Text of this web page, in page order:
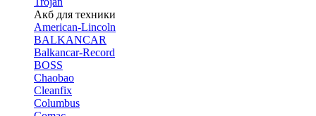
Акб для техники
American-Lincoln
BALKANCAR
Balkancar-Record
BOSS
Chaobao
Cleanfix
Columbus